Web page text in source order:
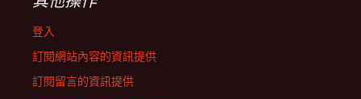
登入
訂閱網站內容的資訊提供
訂閱留言的資訊提供